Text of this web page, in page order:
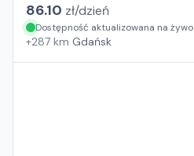
86.10 zł/dzień
Dostępność aktualizowana na żywo
+287 km Gdańsk